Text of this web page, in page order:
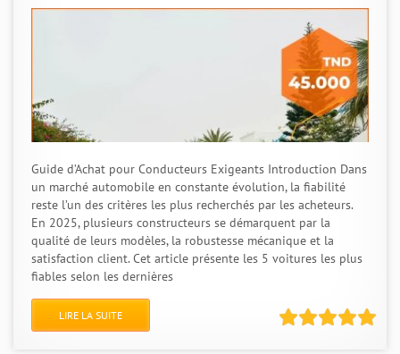
Guide d’Achat pour Conducteurs Exigeants Introduction Dans
un marché automobile en constante évolution, la fiabilité
reste l’un des critères les plus recherchés par les acheteurs.
En 2025, plusieurs constructeurs se démarquent par la
qualité de leurs modèles, la robustesse mécanique et la
satisfaction client. Cet article présente les 5 voitures les plus
fiables selon les dernières
LIRE LA SUITE